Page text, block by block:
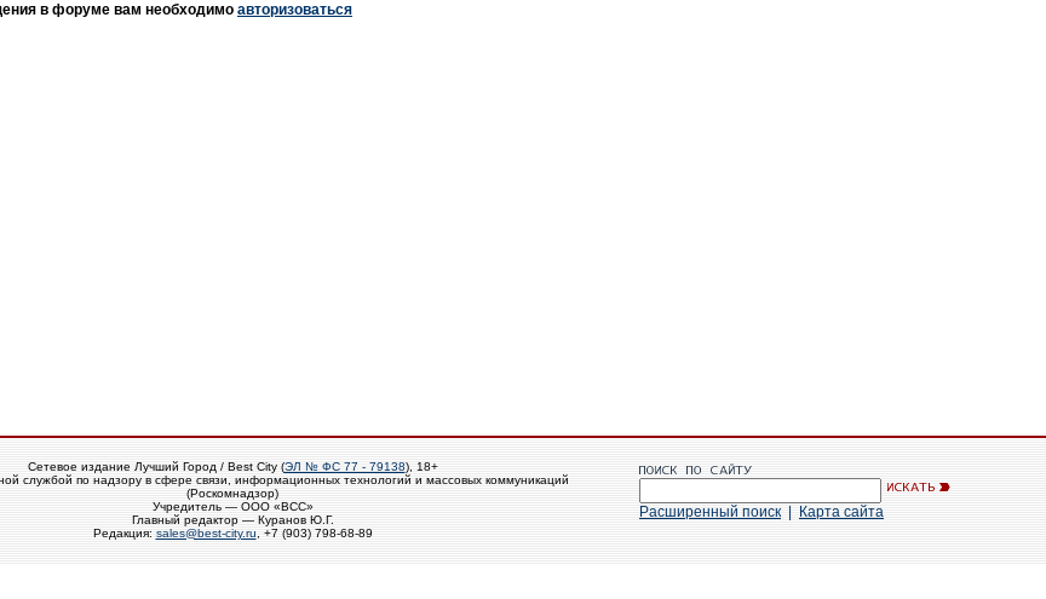
в форуме вам необходимо авторизоваться
Сетевое издание Лучший Город / Best City (ЭЛ № ФС 77 - 79138), 18+
службой по надзору в сфере связи, информационных технологий и массовых коммуникаций
(Роскомнадзор)
Учредитель — ООО «ВСС»
Главный редактор — Куранов Ю.Г.
Редакция: sales@best-city.ru , +7 (903) 798-68-89
Расширенный поиск Карта сайта